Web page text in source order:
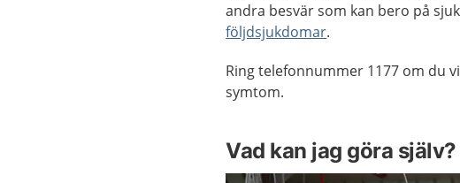
andra besvär som kan bero på
följdsjukdomar.
Ring telefonnummer 1177 om du
symtom.
Vad kan jag göra själv?